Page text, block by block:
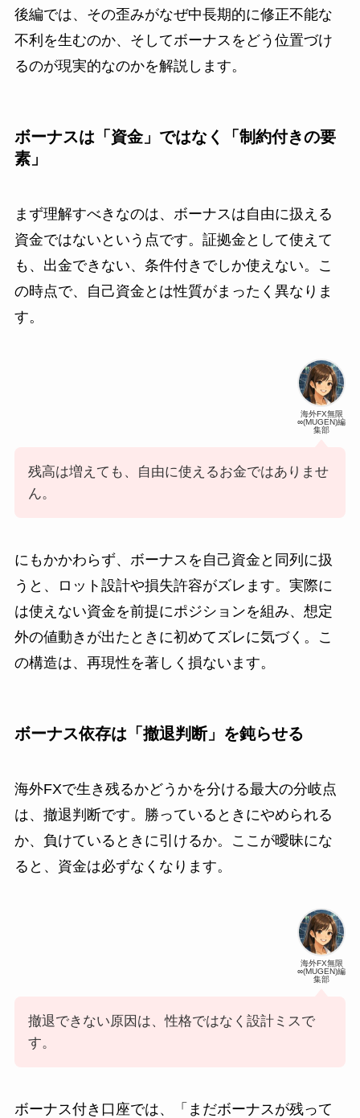
後編では、その歪みがなぜ中長期的に修正不能な
不利を生むのか、そしてボーナスをどう位置づけ
るのが現実的なのかを解説します。
ボーナスは「資金」ではなく「制約付きの要
素」
まず理解すべきなのは、ボーナスは自由に扱える
資金ではないという点です。証拠金として使えて
も、出金できない、条件付きでしか使えない。こ
の時点で、自己資金とは性質がまったく異なりま
す。
海外FX無限
∞(MUGEN)編
集部
残高は増えても、自由に使えるお金ではありませ
ん。
にもかかわらず、ボーナスを自己資金と同列に扱
うと、ロット設計や損失許容がズレます。実際に
は使えない資金を前提にポジションを組み、想定
外の値動きが出たときに初めてズレに気づく。こ
の構造は、再現性を著しく損ないます。
ボーナス依存は「撤退判断」を鈍らせる
海外FXで生き残るかどうかを分ける最大の分岐点
は、撤退判断です。勝っているときにやめられる
か、負けているときに引けるか。ここが曖昧にな
ると、資金は必ずなくなります。
海外FX無限
∞(MUGEN)編
集部
撤退できない原因は、性格ではなく設計ミスで
す。
ボーナス付き口座では、「まだボーナスが残って